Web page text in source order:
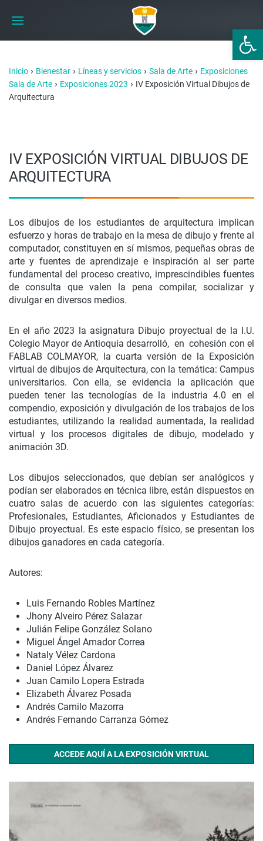
Abrir
Inicio › Bienestar › Líneas y servicios › Sala de Arte › Exposiciones
Sala de Arte › Exposiciones 2023 › IV Exposición Virtual Dibujos de
Arquitectura
IV EXPOSICIÓN VIRTUAL DIBUJOS DE
ARQUITECTURA
Los dibujos de los estudiantes de arquitectura implican
esfuerzo y horas de trabajo en la mesa de dibujo y frente al
computador, constituyen en sí mismos, pequeñas obras de
arte y fuentes de aprendizaje e inspiración al ser parte
fundamental del proceso creativo, imprescindibles fuentes
de consulta que valen la pena compilar, socializar y
divulgar en diversos medios.
En el año 2023 la asignatura Dibujo proyectual de la I.U.
Colegio Mayor de Antioquia desarrolló, en cohesión con el
FABLAB COLMAYOR, la cuarta versión de la Exposición
virtual de dibujos de Arquitectura, con la temática: Campus
universitarios. Con ella, se evidencia la aplicación que
pueden tener las tecnologías de la industria 4.0 en el
compendio, exposición y divulgación de los trabajos de los
estudiantes, utilizando la realidad aumentada, la realidad
virtual y los procesos digitales de dibujo, modelado y
animación 3D.
Los dibujos seleccionados, que debían ser analógicos y
podían ser elaborados en técnica libre, están dispuestos en
cuatro salas de acuerdo con las siguientes categorías:
Profesionales, Estudiantes, Aficionados y Estudiantes de
Dibujo proyectual. Es este espacio físico, se presentan los
dibujos ganadores en cada categoría.
Autores:
Luis Fernando Robles Martínez
Jhony Alveiro Pérez Salazar
Julián Felipe González Solano
Miguel Ángel Amador Correa
Nataly Vélez Cardona
Daniel López Álvarez
Juan Camilo Lopera Estrada
Elizabeth Álvarez Posada
Andrés Camilo Mazorra
Andrés Fernando Carranza Gómez
ACCEDE AQUÍ A LA EXPOSICIÓN VIRTUAL